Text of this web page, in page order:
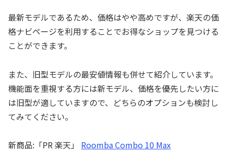
最新モデルであるため、価格はやや高めですが、楽天の価
格ナビページを利用することでお得なショップを見つける
ことができます。
また、旧型モデルの最安値情報も併せて紹介しています。
機能面を重視する方には新モデル、価格を優先したい方に
は旧型が適していますので、どちらのオプションも検討し
てみてください。
新商品:「PR 楽天」 Roomba Combo 10 Max